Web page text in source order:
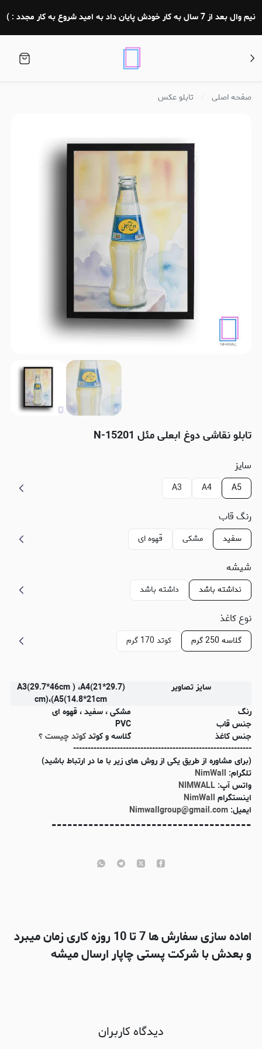
نیم وال بعد از 7 سال به کار خودش پایان داد به امید شروع به کار مجدد : )
صفحه اصلی تابلو عکس
تابلو نقاشی دوغ ابعلی مئل N-15201
سایز
A5
A4
A3
رنگ قاب
سفید مشکی قهوه ای
شیشه
نداشته باشد داشته باشد
نوع کاغذ
گلاسه 250 گرم کوتد 170 گرم
سایز تصاویر
(A3(29.7*46cm ) ،A4(21*29.7
cm)،(A5(14.8*21cm
رنگ
مشکی ، سفید ، قهوه ای
جنس قاب
PVC
جنس کاغذ
گلاسه و کوتدکوتد چیست ؟
-------------------------------------------------------------
(برای مشاوره از طریق یکی از روش های زیر با ما در ارتباط باشید)
تلگرام: NimWall
واتس آپ: NIMWALL
اینستگرام NimWall
ایمیل: Nimwallgroup@gmail.com
--------------------------------------
اماده سازی سفارش ها 7 تا 10 روزه کاری زمان میبرد
و بعدش با شرکت پستی چاپار ارسال میشه
دیدگاه کاربران